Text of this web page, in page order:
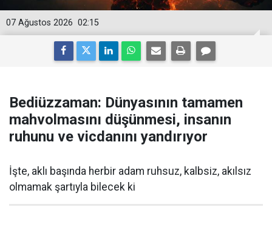
02:15
07 Ağustos 2026
Bediüzzaman: Dünyasının tamamen
mahvolmasını düşünmesi, insanın
ruhunu ve vicdanını yandırıyor
İşte, aklı başında herbir adam ruhsuz, kalbsiz, akılsız
olmamak şartıyla bilecek ki